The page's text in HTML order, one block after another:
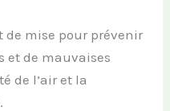
mise pour prévenir
et de mauvaises
de l’air et la